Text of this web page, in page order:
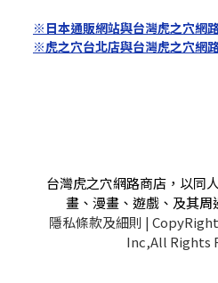
※日本通販網站與台灣虎之穴網
※虎之穴台北店與台灣虎之穴網
台灣虎之穴網路商店，以同
畫、漫畫、遊戲、及其周
隱私條款及細則 |
Inc,All Rights